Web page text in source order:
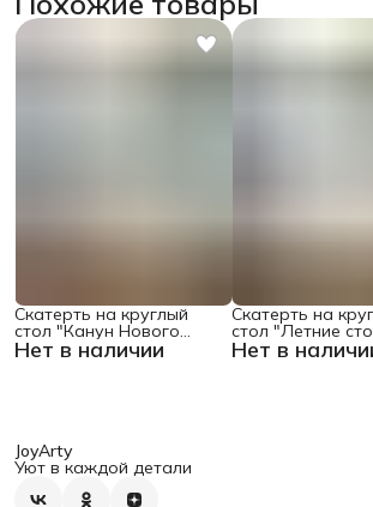
Нет в наличии
Скатерть на круглый
стол "Канун Нового
Года", 150х150 , серия Нет в
Скатерть на
стол "Летние
кафе", 150х150
JoyArty
Уют в каждой детали